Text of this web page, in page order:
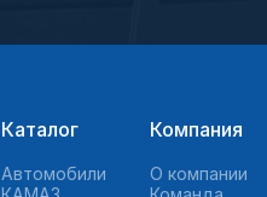
Каталог
Автомобили
Компания
О компании